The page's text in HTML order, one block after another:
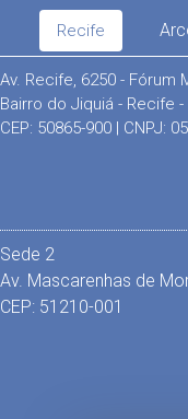
Recife
Av. Recife, 6250 - Fórum
Bairro do Jiquiá - Recife -
CEP: 50865-900 | CNPJ:
Sede 2
Av. Mascarenhas de
CEP: 51210-001